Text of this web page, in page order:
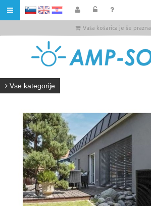
HR
Vaša košarica je še prazna
Vse kategorije